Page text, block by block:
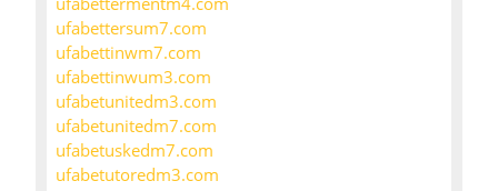
ufabettersum7.com
ufabettinwm7.com
ufabettinwum3.com
ufabetunitedm3.com
ufabetunitedm7.com
ufabetuskedm7.com
ufabetutoredm3.com